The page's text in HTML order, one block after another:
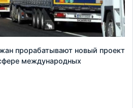
прорабатывают новый проект
международных